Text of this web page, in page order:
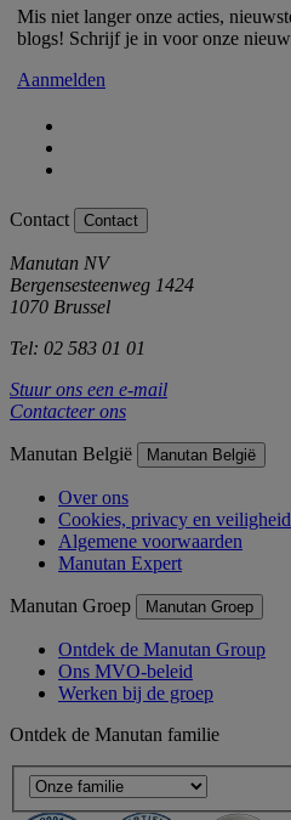
Mis niet langer onze acties,
blogs! Schrijf je in voor onze
Aanmelden
Contact Contact
Manutan NV
Bergensesteenweg 1424
1070 Brussel
Tel: 02 583 01 01
Stuur ons een e-mail
Contacteer ons
Manutan België Manutan België
Over ons
Cookies, privacy en veiligheid
Algemene voorwaarden
Manutan Expert
Manutan Groep Manutan Groep
Ontdek de Manutan Group
Ons MVO-beleid
Werken bij de groep
Ontdek de Manutan familie